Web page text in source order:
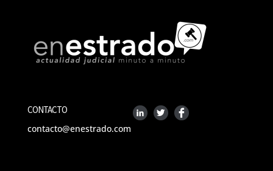
CONTACTO
contacto@enestrado.com